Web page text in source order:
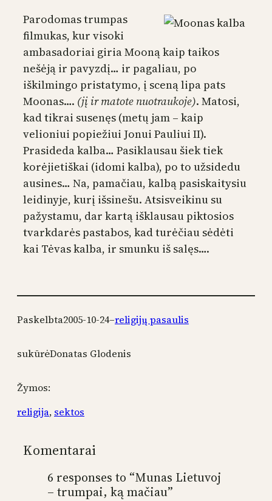
Parodomas trumpas
filmukas, kur visoki
ambasadoriai giria Mooną kaip taikos
nešėją ir pavyzdį… ir pagaliau, po
iškilmingo pristatymo, į sceną lipa pats
Moonas…. (jį ir matote nuotraukoje). Matosi,
kad tikrai susenęs (metų jam – kaip
velioniui popiežiui Jonui Pauliui II).
Prasideda kalba… Pasiklausau šiek tiek
korėjietiškai (idomi kalba), po to užsidedu
ausines… Na, pamačiau, kalbą pasiskaitysiu
leidinyje, kurį išsinešu. Atsisveikinu su
pažystamu, dar kartą išklausau piktosios
tvarkdarės pastabos, kad turėčiau sėdėti
kai Tėvas kalba, ir smunku iš salęs….
Paskelbta2005-10-24–religijų pasaulis
sukūrėDonatas Glodenis
Žymos:
religija, sektos
Komentarai
6 responses to “Munas Lietuvoj
– trumpai, ką mačiau”